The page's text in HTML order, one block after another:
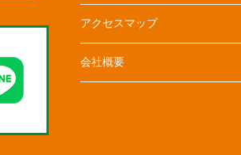
アクセスマップ
会社概要